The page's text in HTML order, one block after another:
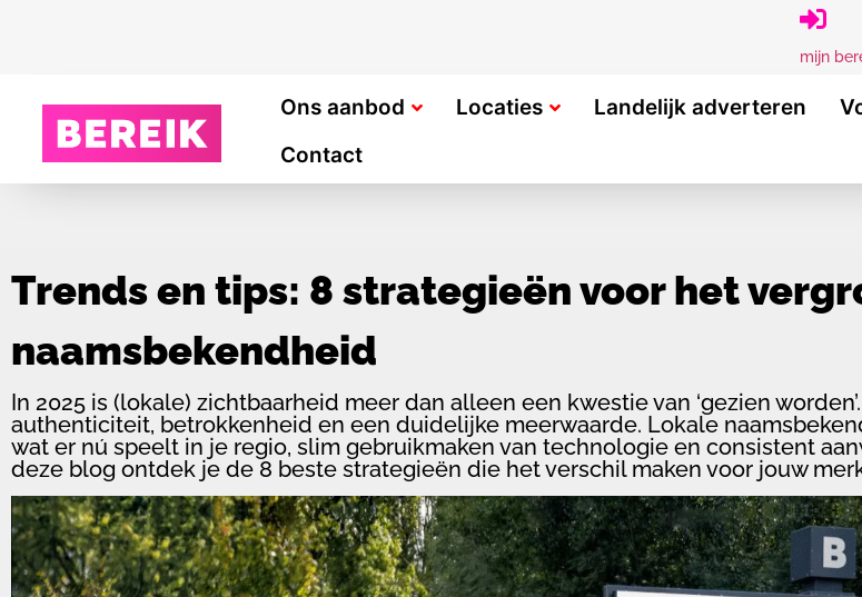
mijn
Ons aanbod Locaties Landelijk adverteren
Contact
Trends en tips: 8 strategieën voor het
naamsbekendheid
In 2025 is (lokale) zichtbaarheid meer dan alleen een kwestie van ‘gezien
authenticiteit, betrokkenheid en een duidelijke meerwaarde. Lokale
wat er nú speelt in je regio, slim gebruikmaken van technologie en consistent
deze blog ontdek je de 8 beste strategieën die het verschil maken voor jouw